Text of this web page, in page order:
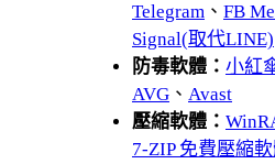
Telegram 、 FB
Signal(取代LINE)
防毒軟體： 小紅
AVG 、 Avast
壓縮軟體：
7-ZIP 免費壓縮